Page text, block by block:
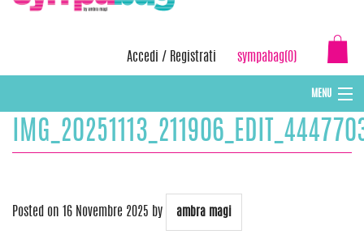
Accedi / Registrati sympabag(0)
MENU
CAPPELLI INVERNALI DONNA
Posted on 16 Novembre 2025 by ambra magi